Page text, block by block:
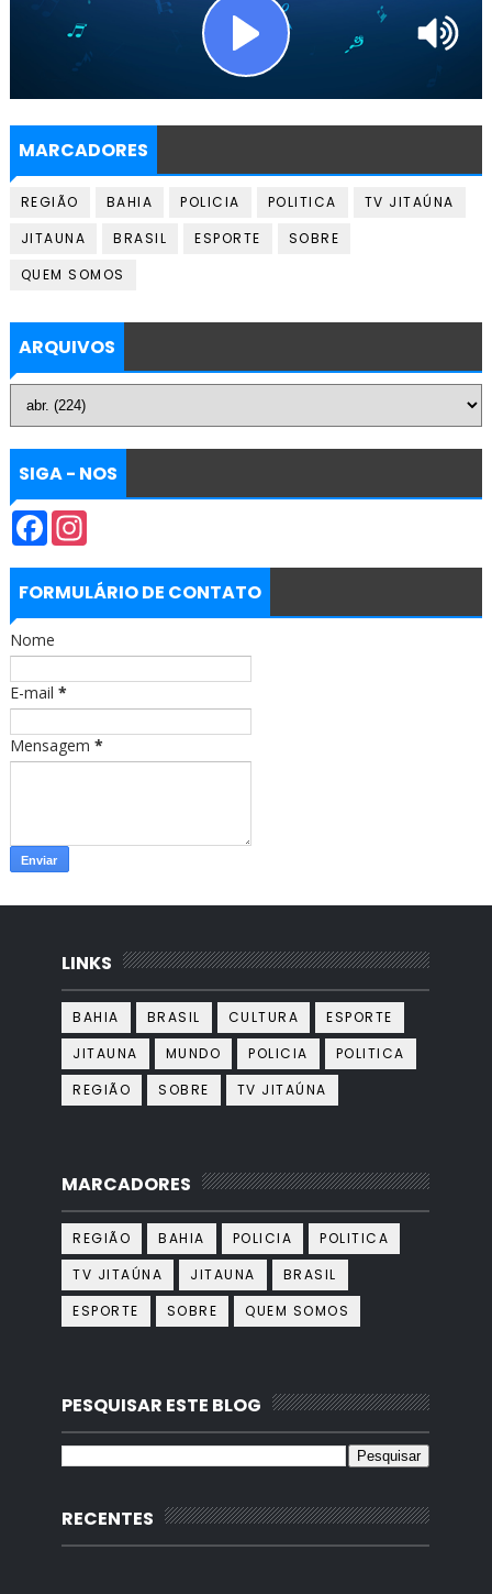
MARCADORES
REGIÃO BAHIA POLICIA POLITICA
TV JITAÚNA
JITAUNA
BRASIL ESPORTE
SOBRE
QUEM SOMOS
ARQUIVOS
SIGA - NOS
F
e
b
o
k
I
t
a
r
m
FORMULÁRIO DE CONTATO
Nome
E-mail *
Mensagem *
LINKS
BAHIA BRASIL CULTURA
ESPORTE
JITAUNA
MUNDO POLICIA
POLITICA
REGIÃO
SOBRE TV JITAÚNA
MARCADORES
REGIÃO BAHIA POLICIA
POLITICA
TV JITAÚNA
JITAUNA
BRASIL
ESPORTE
SOBRE QUEM SOMOS
PESQUISAR ESTE BLOG
RECENTES